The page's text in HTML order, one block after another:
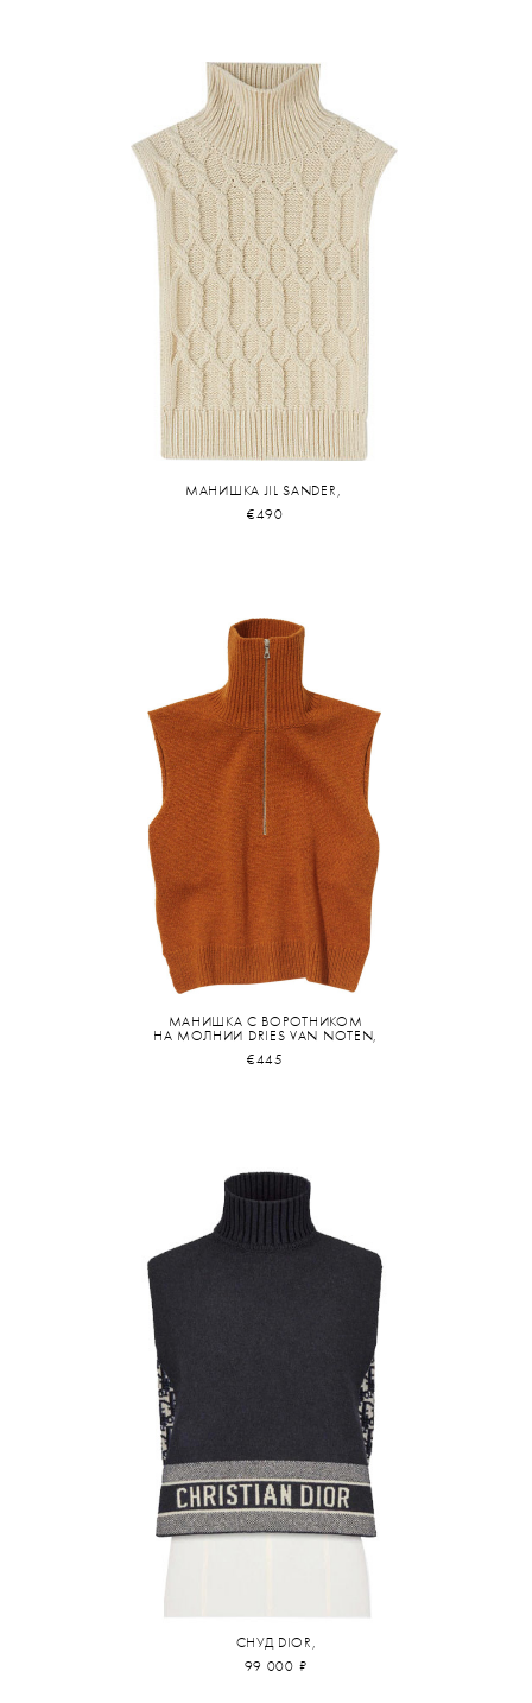
МАНИШКА JIL SANDER,
€490
МАНИШКА С ВОРОТНИКОМ
НА МОЛНИИ DRIES VAN NOTEN,
€445
СНУД DIOR,
99 000 ₽